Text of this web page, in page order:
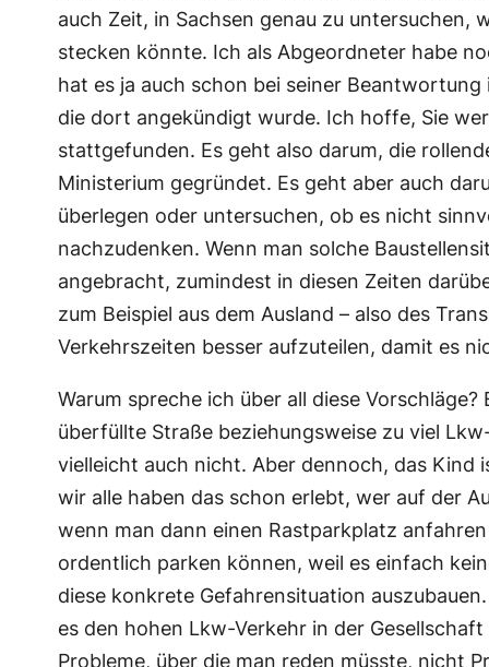
auch Zeit, in Sachsen genau zu untersuchen,
stecken könnte. Ich als Abgeordneter habe
hat es ja auch schon bei seiner
die dort angekündigt wurde. Ich hoffe, Sie
stattgefunden. Es geht also darum, die
Ministerium gegründet. Es geht aber auch
überlegen oder untersuchen, ob es nicht
nachzudenken. Wenn man solche
angebracht, zumindest in diesen Zeiten
zum Beispiel aus dem Ausland – also des
Verkehrszeiten besser aufzuteilen, damit es
Warum spreche ich über all diese
überfüllte Straße beziehungsweise zu viel
vielleicht auch nicht. Aber dennoch, das Kind
wir alle haben das schon erlebt, wer auf der
wenn man dann einen Rastparkplatz
ordentlich parken können, weil es einfach
diese konkrete Gefahrensituation
es den hohen Lkw-Verkehr in der
Probleme, über die man reden müsste, nicht